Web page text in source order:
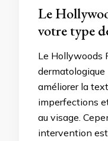
Le
votre type
Le Hollywoods
améliorer la
imperfections
au visage.
intervention